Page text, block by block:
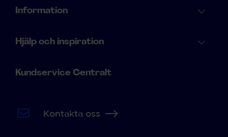
Information
Hjälp och inspiration
Kundservice Centralt
Kontakta oss